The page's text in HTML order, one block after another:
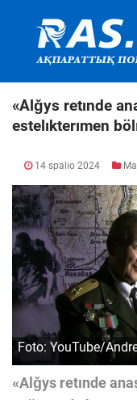
«Alǧys retınde
estelıkterımen
14 spalio 2024
Foto: YouTube/
«Alǧys retınde